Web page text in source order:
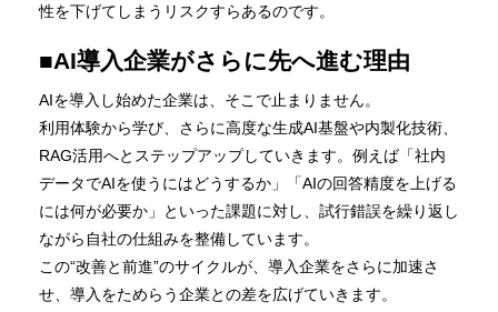
性を下げてしまうリスクすらあるのです。
■AI導入企業がさらに先へ進む理由
AIを導入し始めた企業は、そこで止まりません。
利用体験から学び、さらに高度な生成AI基盤や内製化技術、
RAG活用へとステップアップしていきます。例えば「社内
データでAIを使うにはどうするか」「AIの回答精度を上げる
には何が必要か」といった課題に対し、試行錯誤を繰り返し
ながら自社の仕組みを整備しています。
この“改善と前進”のサイクルが、導入企業をさらに加速さ
せ、導入をためらう企業との差を広げていきます。